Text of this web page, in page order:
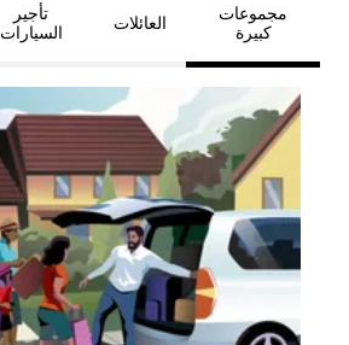
مجموعات
كبيرة
العائلات
تأجير
السيارات